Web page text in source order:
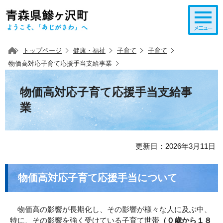
トップページ 健康・福祉 子育て
子育て
物価高対応子育て応援手当支給事業
物価高対応子育て応援手当支給事
業
更新日：2026年3月11日
物価高対応子育て応援手当について
物価高の影響が長期化し、その影響が様々な人に及ぶ中、
特に、その影響を強く受けている子育て世帯 （０歳から１８